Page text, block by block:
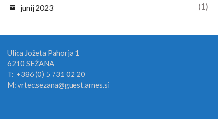
junij 2023 (1)
Ulica Jožeta Pahorja 1
6210 SEŽANA
T: +386 (0) 5 731 02 20
M: vrtec.sezana@guest.arnes.si